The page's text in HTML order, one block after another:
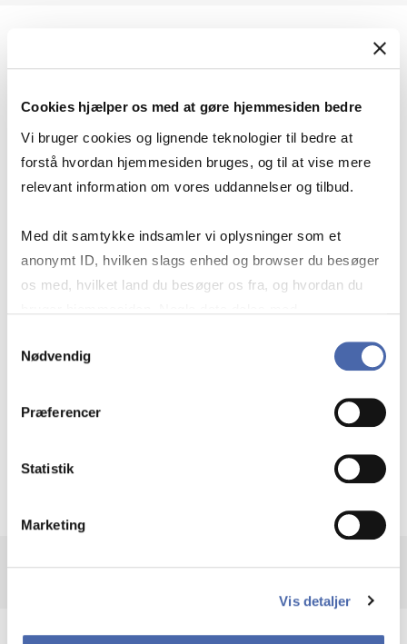
Cookies hjælper os med at gøre hjemmesiden bedre
Vi bruger cookies og lignende teknologier til bedre at
forstå hvordan hjemmesiden bruges, og til at vise mere
relevant information om vores uddannelser og tilbud.
Med dit samtykke indsamler vi oplysninger som et
anonymt ID, hvilken slags enhed og browser du besøger
os med, hvilket land du besøger os fra, og hvordan du
markedsføring. Du bestemmer selv - og kan altid trække
Nødvendig
Præferencer
Statistik
Marketing
Vis detaljer
Geopolitik og businesssikkerhed
navigerer man som virksomhed?
Krigen i Ukraine